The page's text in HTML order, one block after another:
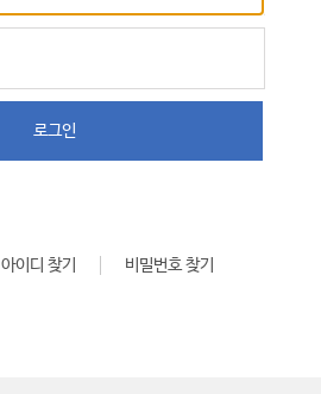
로그인
아이디 찾기 비밀번호 찾기